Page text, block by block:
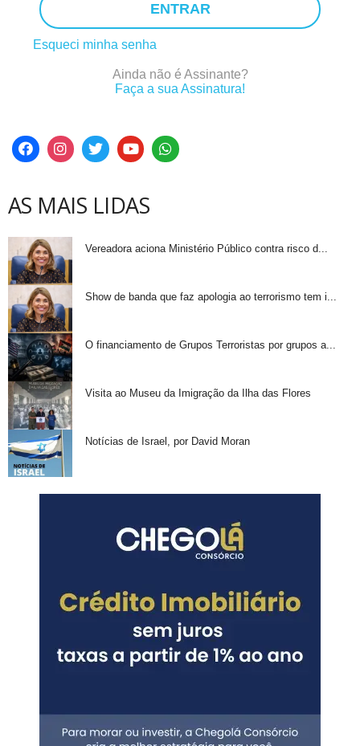
ENTRAR
Esqueci minha senha
Ainda não é Assinante?
Faça a sua Assinatura!
AS MAIS LIDAS
Vereadora aciona Ministério Público contra risco d...
Show de banda que faz apologia ao terrorismo tem i...
O financiamento de Grupos Terroristas por grupos a...
Visita ao Museu da Imigração da Ilha das Flores
Notícias de Israel, por David Moran